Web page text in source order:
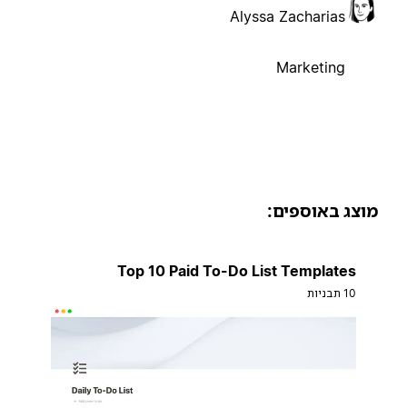
Alyssa Zacharias
Marketing
באוספים:
Top 10 Paid To-Do List Templates